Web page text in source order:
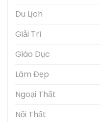
Du Lịch
Giải Trí
Giáo Dục
Làm Đẹp
Ngoại Thất
Nội Thất